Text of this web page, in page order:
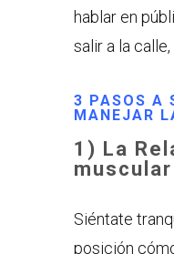
hablar en
salir a la calle,
3 PASOS A
MANEJAR
1) La
muscular
Siéntate
posición